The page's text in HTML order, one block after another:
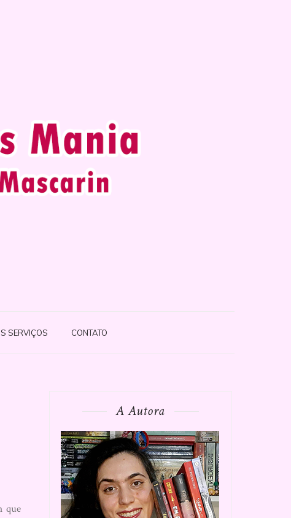
SERVIÇOS CONTATO
que
A Autora